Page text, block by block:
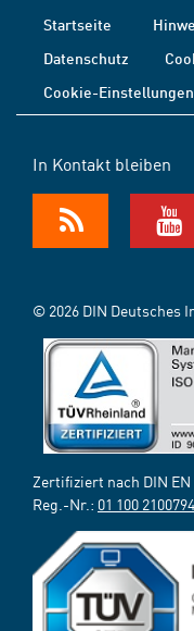
Startseite
Datenschutz
Cookie-Einstellungen
In Kontakt bleiben
© 2026 DIN Deutsches
Zertifiziert nach DIN EN
Reg.-Nr.: 01 100 2100794